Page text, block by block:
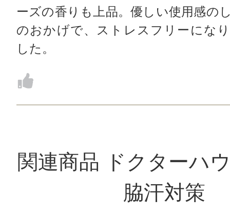
ーズの香りも上品。優しい使用感の
のおかげで、ストレスフリーにな
した。
関連商品 ドクターハ
脇汗対策